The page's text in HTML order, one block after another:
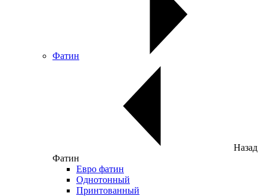
Фатин
Назад
Фатин
Евро фатин
Однотонный
Принтованный